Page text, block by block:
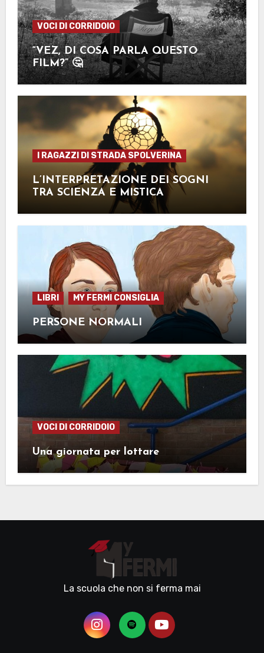
VOCI DI CORRIDOIO
“VEZ, DI COSA PARLA QUESTO
FILM?” 🤔
I RAGAZZI DI STRADA SPOLVERINA
L’INTERPRETAZIONE DEI SOGNI
TRA SCIENZA E MISTICA
LIBRI MY FERMI CONSIGLIA
PERSONE NORMALI
VOCI DI CORRIDOIO
Una giornata per lottare
La scuola che non si ferma mai